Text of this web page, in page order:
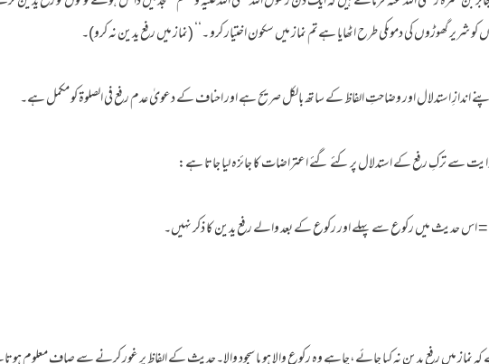
شریر گھوڑوں کی دموںکی طرح اٹھایا ہےتم نماز میں سکون اختیار کرو ۔‘‘ (نماز میں رفع یدین نہ کرو)۔
اندازِ استدلال اور وضاحتِ الفاظ کے ساتھ بالکل صریح ہے اور احناف کے دعویٰ عدم رفع فی الصلوۃ کو مکمل ہے۔
سے ترکِ رفع کے استدلال پر کئے گئے اعتراضات کا جائزہ لیا جاتا ہے: